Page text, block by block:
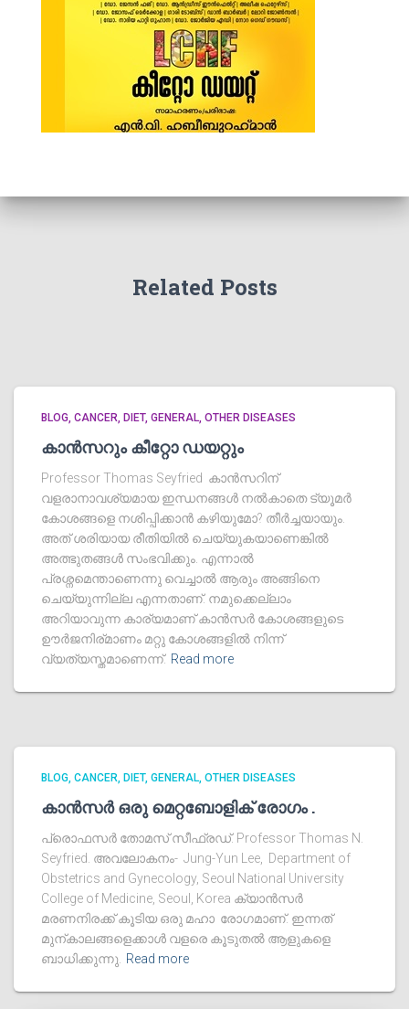
Related Posts
BLOG CANCER DIET GENERAL OTHER DISEASES
കാൻസറും കീറ്റോ ഡയറ്റും
Professor Thomas Seyfried കാൻസറിന്‌
വളരാനാവശ്യമായ ഇന്ധനങ്ങൾ നൽകാതെ ട്യൂമർ
കോശങ്ങളെ നശിപ്പിക്കാൻ കഴിയുമോ? തീർച്ചയായും.
അത് ശരിയായ രീതിയിൽ ചെയ്യുകയാണെങ്കിൽ
അത്ഭുതങ്ങൾ സംഭവിക്കും. എന്നാൽ
പ്രശ്നമെന്താണെന്നു വെച്ചാൽ ആരും അങ്ങിനെ
ചെയ്യുന്നില്ല എന്നതാണ്. നമുക്കെല്ലാം
അറിയാവുന്ന കാര്യമാണ് കാൻസർ കോശങ്ങളുടെ
ഊർജനിര്മാണം മറ്റു കോശങ്ങളിൽ നിന്ന്
വ്യത്യസ്തമാണെന്ന്. Read more
BLOG CANCER DIET GENERAL OTHER DISEASES
കാൻസർ ഒരു മെറ്റബോളിക് രോഗം .
പ്രൊഫസർ തോമസ് സീഫ്രഡ്‌. Professor Thomas N.
Seyfried. അവലോകനം- Jung-Yun Lee, Department of
Obstetrics and Gynecology, Seoul National University
College of Medicine, Seoul, Korea ക്യാൻസർ
മരണനിരക്ക് കൂടിയ ഒരു മഹാ രോഗമാണ്. ഇന്നത്
മുന്കാലങ്ങളെക്കാൾ വളരെ കൂടുതൽ ആളുകളെ
ബാധിക്കുന്നു. Read more